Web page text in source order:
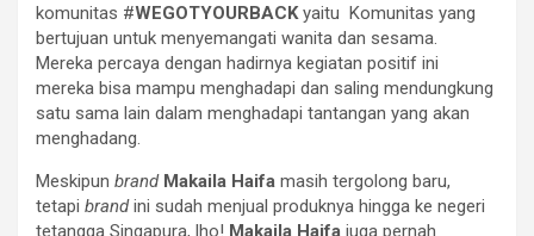
komunitas #WEGOTYOURBACKyaitu Komunitas yang
bertujuan untuk menyemangati wanita dan sesama.
Mereka percaya dengan hadirnya kegiatan positif ini
mereka bisa mampu menghadapi dan saling mendungkung
satu sama lain dalam menghadapi tantangan yang akan
menghadang.
Meskipun brand Makaila Haifa masih tergolong baru,
tetapi brandini sudah menjual produknya hingga ke negeri
tetangga Singapura, lho! Makaila Haifa juga pernah